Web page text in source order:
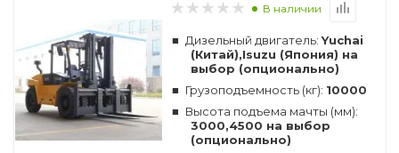
В наличии
Дизельный двигатель:Yuchai
(Китай),Isuzu (Япония) на
выбор (опционально)
Грузоподъемность (кг): 10000
Высота подъема мачты (мм):
3000,4500 на выбор
(опционально)